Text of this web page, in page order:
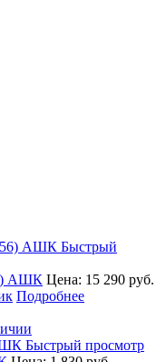
Быстрый
АШК Цена: 15 290 руб.
Подробнее
Быстрый просмотр